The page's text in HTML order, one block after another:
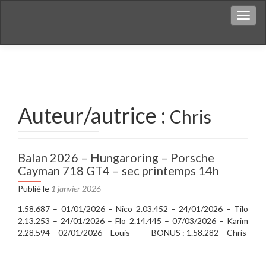
Auteur/autrice : Chris
Balan 2026 – Hungaroring – Porsche
Cayman 718 GT4 – sec printemps 14h
Publié le 1 janvier 2026
1.58.687 – 01/01/2026 – Nico 2.03.452 – 24/01/2026 – Tilo
2.13.253 – 24/01/2026 – Flo 2.14.445 – 07/03/2026 – Karim
2.28.594 – 02/01/2026 – Louis – – – BONUS : 1.58.282 – Chris